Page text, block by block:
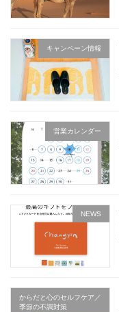
キャンペーン情報
営業カレンダー
NEWS
からだと心のセルフケア／
季節の不調対策